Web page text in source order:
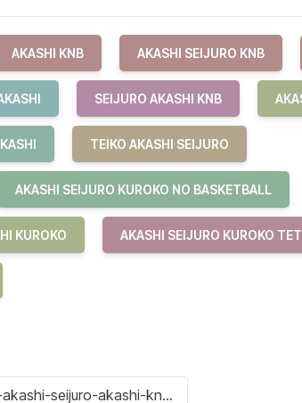
AKASHI KNB AKASHI SEIJURO KNB
SEIJURO AKASHI KNB
TEIKO AKASHI SEIJURO
AKASHI SEIJURO KUROKO NO BASKETBALL
KUROKO AKASHI SEIJURO KUROKO